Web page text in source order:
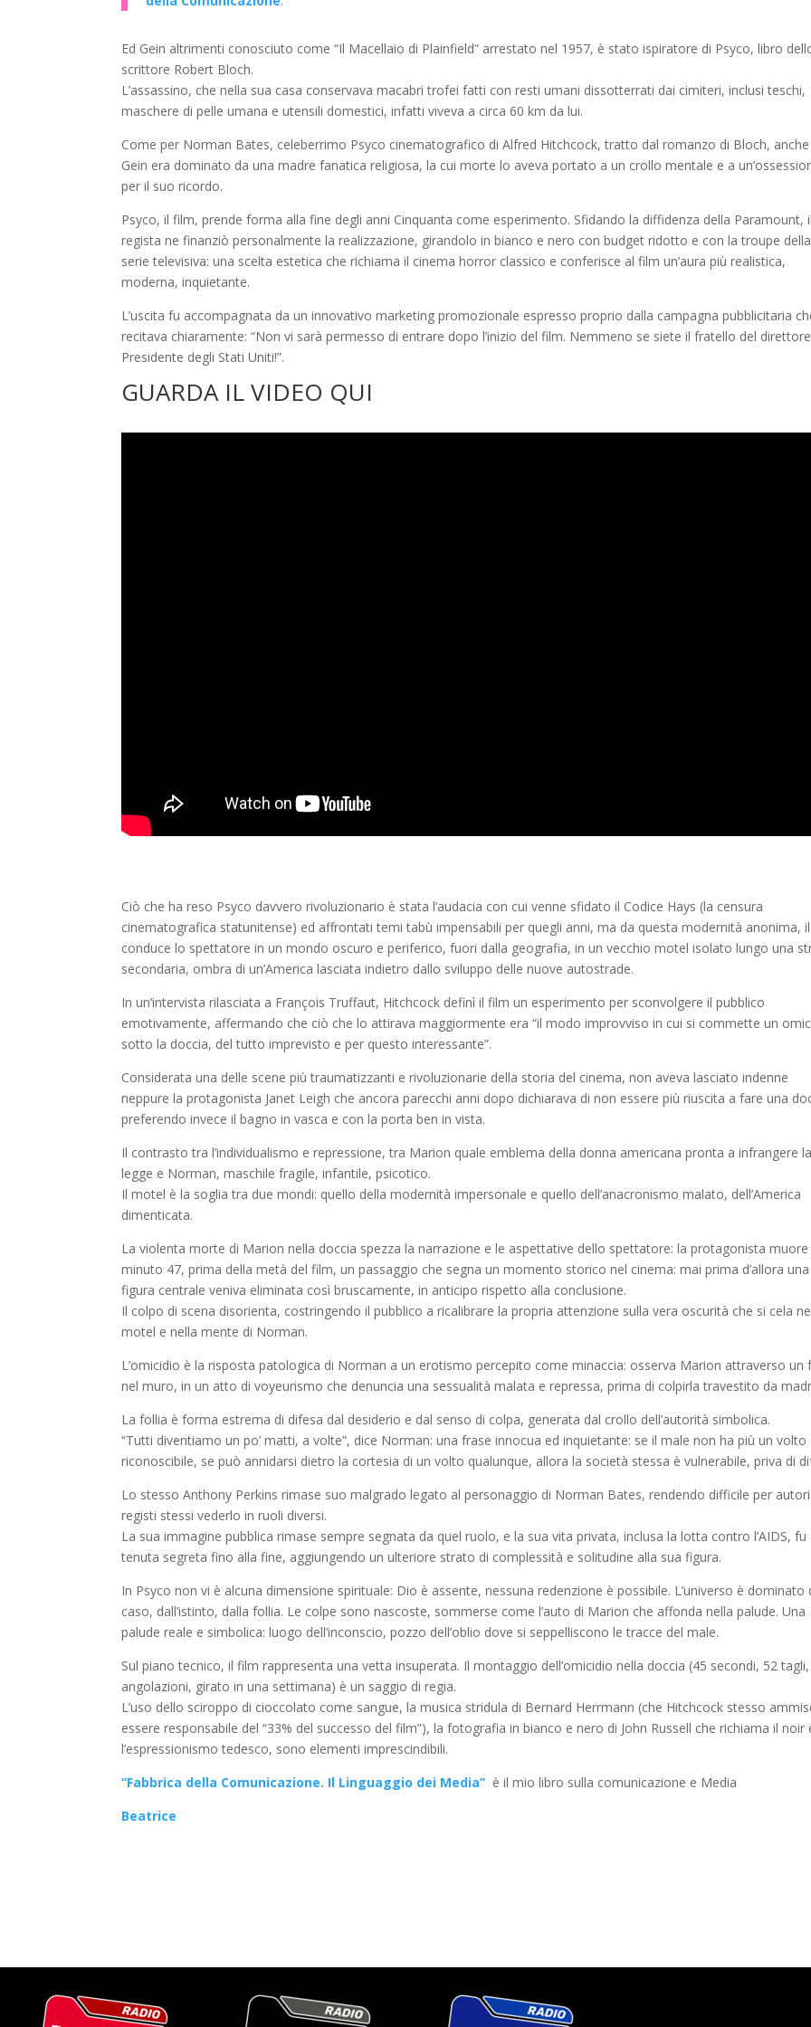
Ed Gein altrimenti conosciuto come “Il Macellaio di Plainfield” arrestato nel 1957, è stato ispiratore di Psyco, libro
scrittore Robert Bloch.
L’assassino, che nella sua casa conservava macabri trofei fatti con resti umani dissotterrati dai cimiteri, inclusi teschi,
maschere di pelle umana e utensili domestici, infatti viveva a circa 60 km da lui.
Come per Norman Bates, celeberrimo Psyco cinematografico di Alfred Hitchcock, tratto dal romanzo di Bloch, anche
Gein era dominato da una madre fanatica religiosa, la cui morte lo aveva portato a un crollo mentale e a
per il suo ricordo.
Psyco, il film, prende forma alla fine degli anni Cinquanta come esperimento. Sfidando la diffidenza della Paramount, il
regista ne finanziò personalmente la realizzazione, girandolo in bianco e nero con budget ridotto e con la troupe
serie televisiva: una scelta estetica che richiama il cinema horror classico e conferisce al film un’aura più realistica,
moderna, inquietante.
L’uscita fu accompagnata da un innovativo marketing promozionale espresso proprio dalla campagna pubblicitaria
recitava chiaramente: “Non vi sarà permesso di entrare dopo l’inizio del film. Nemmeno se siete il fratello del
Presidente degli Stati Uniti!”.
GUARDA IL VIDEO QUI
Ciò che ha reso Psyco davvero rivoluzionario è stata l’audacia con cui venne sfidato il Codice Hays (la censura
cinematografica statunitense) ed affrontati temi tabù impensabili per quegli anni, ma da questa modernità anonima,
conduce lo spettatore in un mondo oscuro e periferico, fuori dalla geografia, in un vecchio motel isolato lungo una
secondaria, ombra di un’America lasciata indietro dallo sviluppo delle nuove autostrade.
In un’intervista rilasciata a François Truffaut, Hitchcock definì il film un esperimento per sconvolgere il pubblico
emotivamente, affermando che ciò che lo attirava maggiormente era “il modo improvviso in cui si commette un
sotto la doccia, del tutto imprevisto e per questo interessante”.
Considerata una delle scene più traumatizzanti e rivoluzionarie della storia del cinema, non aveva lasciato indenne
neppure la protagonista Janet Leigh che ancora parecchi anni dopo dichiarava di non essere più riuscita a fare una
preferendo invece il bagno in vasca e con la porta ben in vista.
Il contrasto tra l’individualismo e repressione, tra Marion quale emblema della donna americana pronta a infrangere la
legge e Norman, maschile fragile, infantile, psicotico.
Il motel è la soglia tra due mondi: quello della modernità impersonale e quello dell’anacronismo malato, dell’America
dimenticata.
La violenta morte di Marion nella doccia spezza la narrazione e le aspettative dello spettatore: la protagonista muore
minuto 47, prima della metà del film, un passaggio che segna un momento storico nel cinema: mai prima d’allora una
figura centrale veniva eliminata così bruscamente, in anticipo rispetto alla conclusione.
Il colpo di scena disorienta, costringendo il pubblico a ricalibrare la propria attenzione sulla vera oscurità che si cela
motel e nella mente di Norman.
L’omicidio è la risposta patologica di Norman a un erotismo percepito come minaccia: osserva Marion attraverso un
nel muro, in un atto di voyeurismo che denuncia una sessualità malata e repressa, prima di colpirla travestito da
La follia è forma estrema di difesa dal desiderio e dal senso di colpa, generata dal crollo dell’autorità simbolica.
“Tutti diventiamo un po’ matti, a volte”, dice Norman: una frase innocua ed inquietante: se il male non ha più un volto
riconoscibile, se può annidarsi dietro la cortesia di un volto qualunque, allora la società stessa è vulnerabile, priva di
Lo stesso Anthony Perkins rimase suo malgrado legato al personaggio di Norman Bates, rendendo difficile per
registi stessi vederlo in ruoli diversi.
La sua immagine pubblica rimase sempre segnata da quel ruolo, e la sua vita privata, inclusa la lotta contro l’AIDS, fu
tenuta segreta fino alla fine, aggiungendo un ulteriore strato di complessità e solitudine alla sua figura.
In Psyco non vi è alcuna dimensione spirituale: Dio è assente, nessuna redenzione è possibile. L’universo è dominato
caso, dall’istinto, dalla follia. Le colpe sono nascoste, sommerse come l’auto di Marion che affonda nella palude. Una
palude reale e simbolica: luogo dell’inconscio, pozzo dell’oblio dove si seppelliscono le tracce del male.
Sul piano tecnico, il film rappresenta una vetta insuperata. Il montaggio dell’omicidio nella doccia (45 secondi, 52
angolazioni, girato in una settimana) è un saggio di regia.
L’uso dello sciroppo di cioccolato come sangue, la musica stridula di Bernard Herrmann (che Hitchcock stesso
essere responsabile del “33% del successo del film”), la fotografia in bianco e nero di John Russell che richiama il noir
l’espressionismo tedesco, sono elementi imprescindibili.
“Fabbrica della Comunicazione. Il Linguaggio dei Media” è il mio libro sulla comunicazione e Media
Beatrice